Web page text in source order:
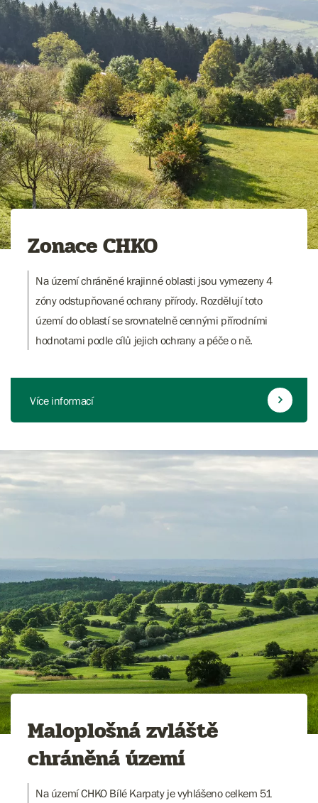
Zonace CHKO
Na území chráněné krajinné oblasti jsou vymezeny 4
zóny odstupňované ochrany přírody. Rozdělují toto
území do oblastí se srovnatelně cennými přírodními
hodnotami podle cílů jejich ochrany a péče o ně.
Více informací
Maloplošná zvláště
chráněná území
Na území CHKO Bílé Karpaty je vyhlášeno celkem 51